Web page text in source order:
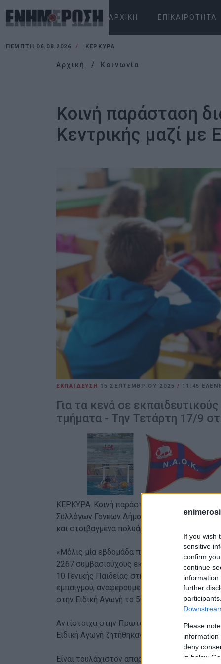
If you wish
sensitive
confirm
continue
information
further
Please
information
deny
in below
ΑΡΧΙΚΉ ΕΠΙΚΑΙΡΌΤΗΤΑ
ΠΈΜΠΤΗ 06.08.2026 ΚΕΡΚΥΡΑ
Αρχική Κοινωνία
Κοινή παράσταση
Κεντρικής μαζί
ΕΚΠΑΙΔΕΥΣΗ 15 ΣΕΠΤΕΜΒΡΊΟΥ 2025 / 11:45
Για τα κενά σε
τμήματα - Την Τετάρτη 17/9
ΚΕΡΚΥΡΑ. Κοινή παράσταση διαμαρτυρίας
Συλλόγων Γονέων Δήμου Κεντρικής μαζί με
και στοιβαγμένα πολυάριθμα τμήματα. Σε
«Μόλις μία εβδομάδα πριν το άνοιγμα των
2267 συμβασιούχους εκπαιδευτικούς στη
10 Γενικής Παιδείας στη ΔΔΕ Κέρκυρας. Για
εμπαιγμού, αναφέρουμε ότι στη Γενική
στην Ειδική Αγωγή το 50%.
Αντίστοιχα στην Πρωτοβάθμια εκπαίδευση
Ειδική Αγωγή ζητήθηκαν 187 και καλύφθηκαν
Είναι τουλάχιστον απαράδεκτο, χιλιάδες